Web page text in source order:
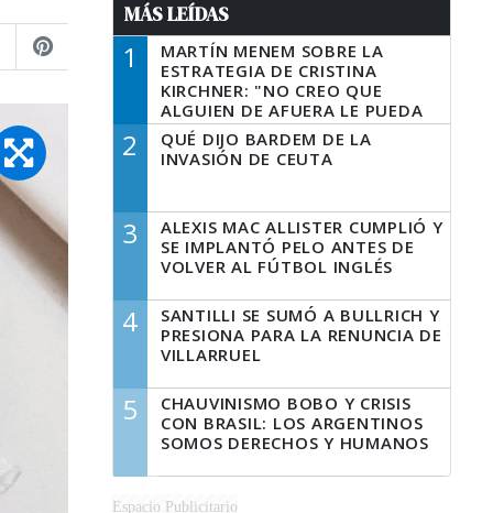
MÁS LEÍDAS
1
MARTÍN MENEM SOBRE LA
ESTRATEGIA DE CRISTINA
KIRCHNER: "NO CREO QUE
ALGUIEN DE AFUERA LE PUEDA
DECIR A LA JUSTICIA LO QUE
TIENE QUE HACER"
2
QUÉ DIJO BARDEM DE LA
INVASIÓN DE CEUTA
3
ALEXIS MAC ALLISTER CUMPLIÓ Y
SE IMPLANTÓ PELO ANTES DE
VOLVER AL FÚTBOL INGLÉS
4
SANTILLI SE SUMÓ A BULLRICH Y
PRESIONA PARA LA RENUNCIA DE
VILLARRUEL
5
CHAUVINISMO BOBO Y CRISIS
CON BRASIL: LOS ARGENTINOS
SOMOS DERECHOS Y HUMANOS
Espacio Publicitario